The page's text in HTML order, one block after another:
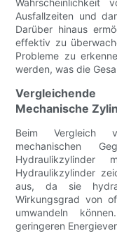
Wahrscheinlichkeit
Ausfallzeiten und
Darüber hinaus
effektiv zu
Probleme zu
werden, was die
Mechanische
Beim Vergleich
mechanischen
Hydraulikzylinder
Hydraulikzylinder
aus, da sie
Wirkungsgrad von
umwandeln
geringeren